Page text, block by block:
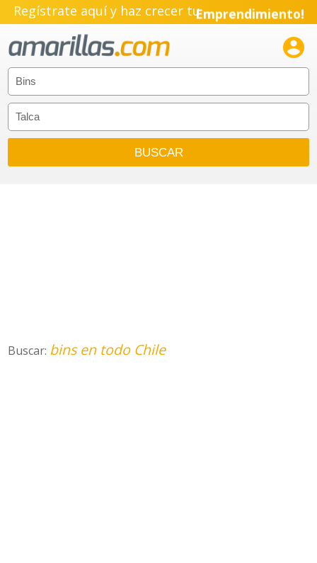
Regístrate aquí y haz crecer tuEmprendimiento!

Buscar: bins en todo Chile